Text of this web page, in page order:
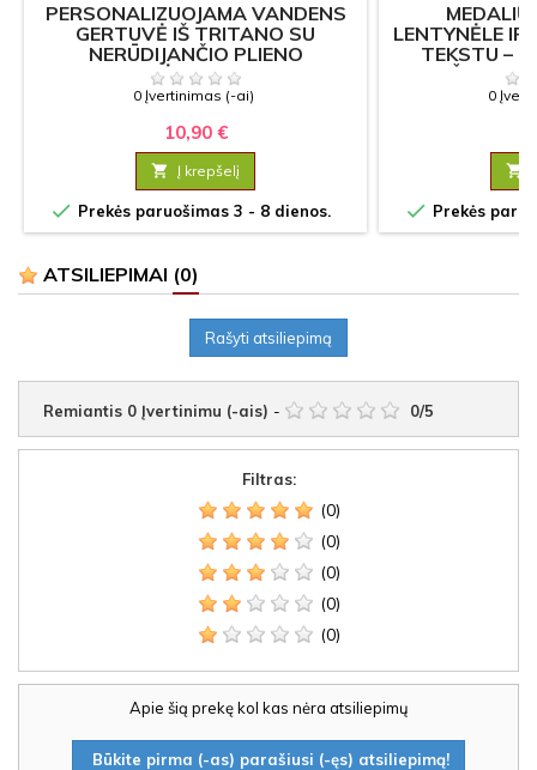
PERSONALIZUOJAMA VANDENS
GERTUVĖ IŠ TRITANO SU
NERŪDIJANČIO PLIENO
DETALĖMIS – 650 ML
0 Įvertinimas (-ai)
10,90 €
 Į krepšelį
 Prekės paruošimas 3 - 8 dienos.
LENTYNĖLE IR
TEKSTU –
0

 Prekės
ATSILIEPIMAI (0)
Rašyti atsiliepimą
Remiantis 0 Įvertinimu (-ais) - 0/5
Filtras:
(0)
(0)
(0)
(0)
(0)
Apie šią prekę kol kas nėra atsiliepimų
Būkite pirma (-as) parašiusi (-ęs) atsiliepimą!